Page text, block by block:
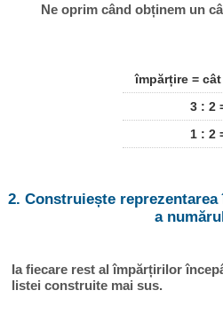
Ne oprim când obținem un
împărțire = cât
3 : 2
1 : 2
2. Construiește
a
Ia fiecare rest al împărțirilor
listei construite mai sus.